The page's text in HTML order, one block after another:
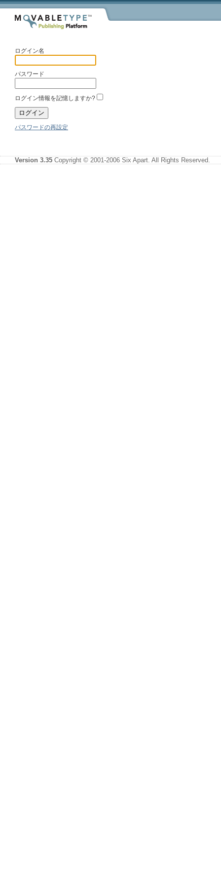
ログイン名
パスワード
ログイン情報を記憶しますか?
パスワードの再設定
Version 3.35 Copyright © 2001-2006 Six Apart. All Rights Reserved.